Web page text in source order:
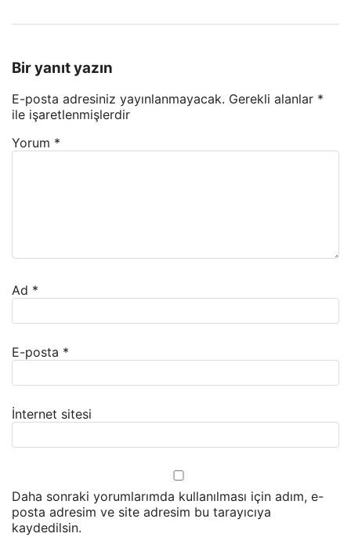
Bir yanıt yazın
E-posta adresiniz yayınlanmayacak. Gerekli alanlar *
ile işaretlenmişlerdir
Yorum *
Ad *
E-posta *
İnternet sitesi
Daha sonraki yorumlarımda kullanılması için adım, e-
posta adresim ve site adresim bu tarayıcıya
kaydedilsin.